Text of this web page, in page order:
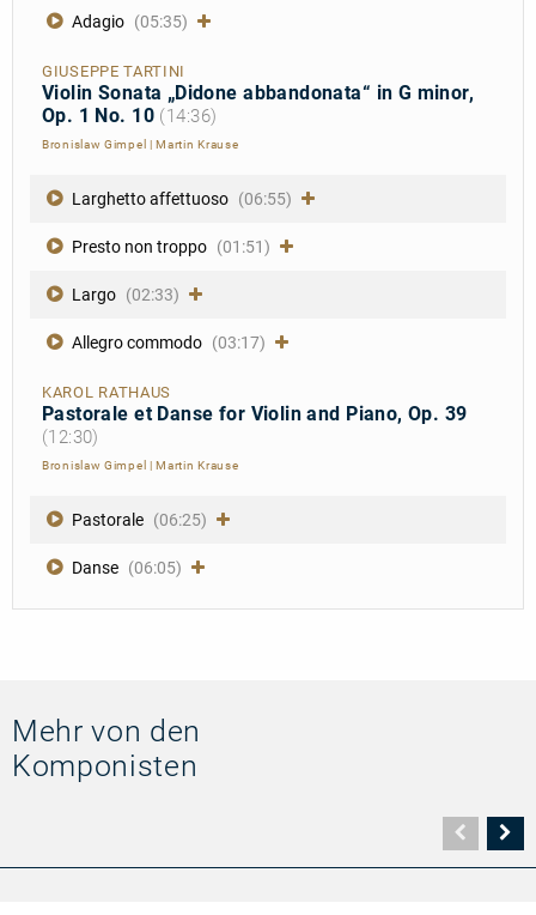
Adagio (05:35)
GIUSEPPE TARTINI
Violin Sonata „Didone abbandonata“ in G minor,
Op. 1 No. 10 (14:36)
Bronislaw Gimpel Martin Krause
Larghetto affettuoso (06:55)
Presto non troppo (01:51)
Largo (02:33)
Allegro commodo (03:17)
KAROL RATHAUS
Pastorale et Danse for Violin and Piano, Op. 39
(12:30)
Bronislaw Gimpel Martin Krause
Pastorale (06:25)
Danse (06:05)
Mehr von den
Komponisten
Seite